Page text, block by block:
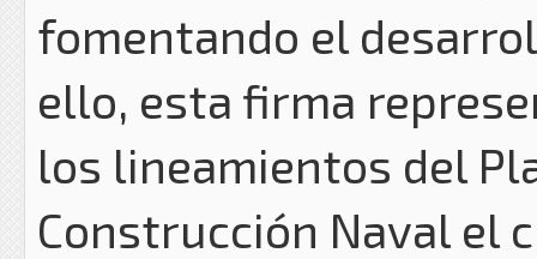
fomentando el
ello, esta firma
los lineamientos del
Construcción Naval el